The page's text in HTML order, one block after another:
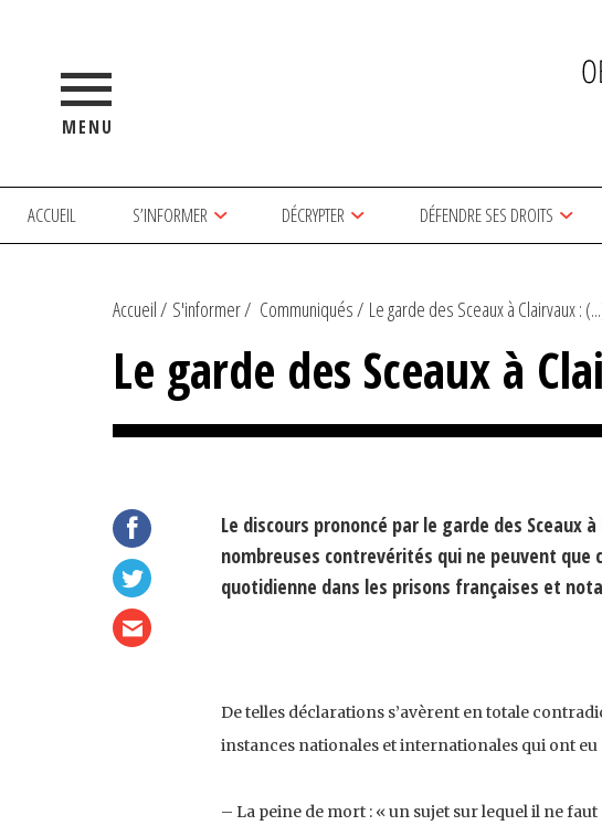
MENU
ACCUEIL S’INFORMER DÉCRYPTER DÉFENDRE SES DROITS
Accueil S'informer Communiqués Le garde des Sceaux à Clairvaux :
Le garde des Sceaux à
Le discours prononcé par le garde des Sceaux
nombreuses contrevérités qui ne peuvent que
quotidienne dans les prisons françaises et
De telles déclarations s’avèrent en totale
instances nationales et internationales qui ont
– La peine de mort : « un sujet sur lequel il ne